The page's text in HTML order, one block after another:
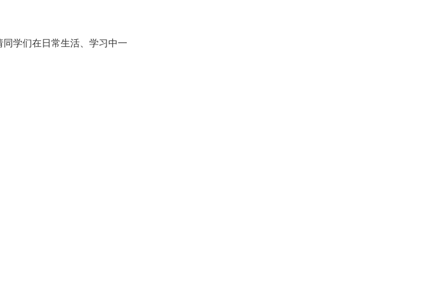
学们在日常生活、学习中一